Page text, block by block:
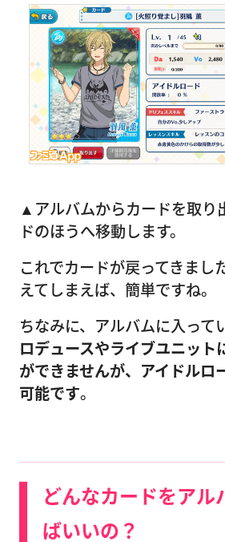
▲アルバムからカードを取り
ドのほうへ移動します。
これでカードが戻ってきま
えてしまえば、簡単ですね。
ちなみに、アルバムに入って
ロデュースやライブユニット
ができませんが、アイドルロ
可能です。
どんなカードをアル
ばいいの？